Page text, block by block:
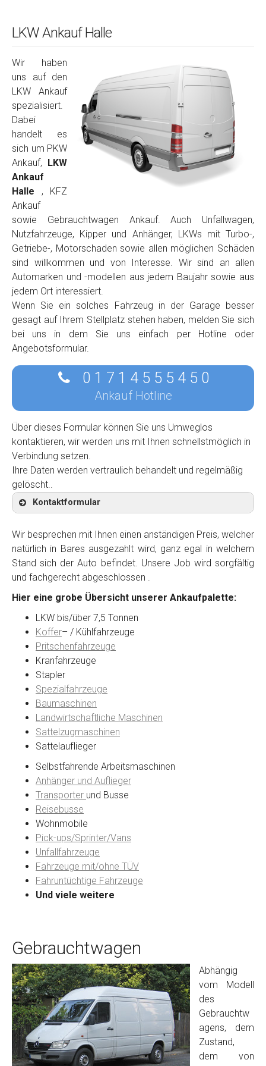
LKW Ankauf Halle
Wir haben
uns auf den
LKW Ankauf
spezialisiert.
Dabei
handelt es
sich um PKW
Ankauf,
LKW
Ankauf
Halle , KFZ
Ankauf
sowie Gebrauchtwagen Ankauf. Auch Unfallwagen,
Nutzfahrzeuge, Kipper und Anhänger, LKWs mit Turbo-,
Getriebe-, Motorschaden sowie allen möglichen Schäden
sind willkommen und von Interesse. Wir sind an allen
Automarken und -modellen aus jedem Baujahr sowie aus
jedem Ort interessiert.
Wenn Sie ein solches Fahrzeug in der Garage besser
gesagt auf Ihrem Stellplatz stehen haben, melden Sie sich
bei uns in dem Sie uns einfach per Hotline oder
Angebotsformular.
0 1 7 1 4 5 5 5 4 5 0
Ankauf Hotline
Über dieses Formular können Sie uns Umweglos
kontaktieren, wir werden uns mit Ihnen schnellstmöglich in
Verbindung setzen.
Ihre Daten werden vertraulich behandelt und regelmäßig
gelöscht..
Kontaktformular
Kontaktformular
Marke*
Baujahr
Getriebe
Bekannte Schäden
Kilometerstand
Preisvorstellung
Name*
Email
PLZ und Ort
Foto Nr. 1
Wir besprechen mit Ihnen einen anständigen Preis, welcher
natürlich in Bares ausgezahlt wird, ganz egal in welchem
Stand sich der Auto befindet. Unsere Job wird sorgfältig
und fachgerecht abgeschlossen .
Hier eine grobe Übersicht unserer Ankaufpalette:
LKW bis/über 7,5 Tonnen
Koffer– / Kühlfahrzeuge
Pritschenfahrzeuge
Kranfahrzeuge
Stapler
Spezialfahrzeuge
Baumaschinen
Landwirtschaftliche Maschinen
Sattelzugmaschinen
Sattelauflieger
Selbstfahrende Arbeitsmaschinen
Anhänger und Auflieger
Transporter und Busse
Reisebusse
Wohnmobile
Pick-ups/Sprinter/Vans
Unfallfahrzeuge
Fahrzeuge mit/ohne TÜV
Fahruntüchtige Fahrzeuge
Und viele weitere
Gebrauchtwagen
Abhängig
vom Modell
des
Gebrauchtw
agens, dem
Zustand,
dem von